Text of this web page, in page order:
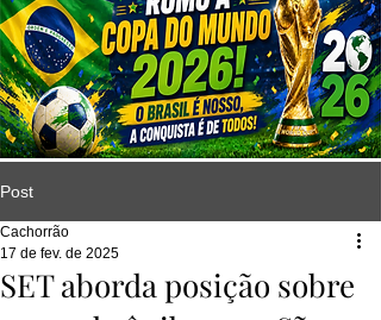
Post
SET aborda posição sobre
Cachorrão
17 de fev. de 2025